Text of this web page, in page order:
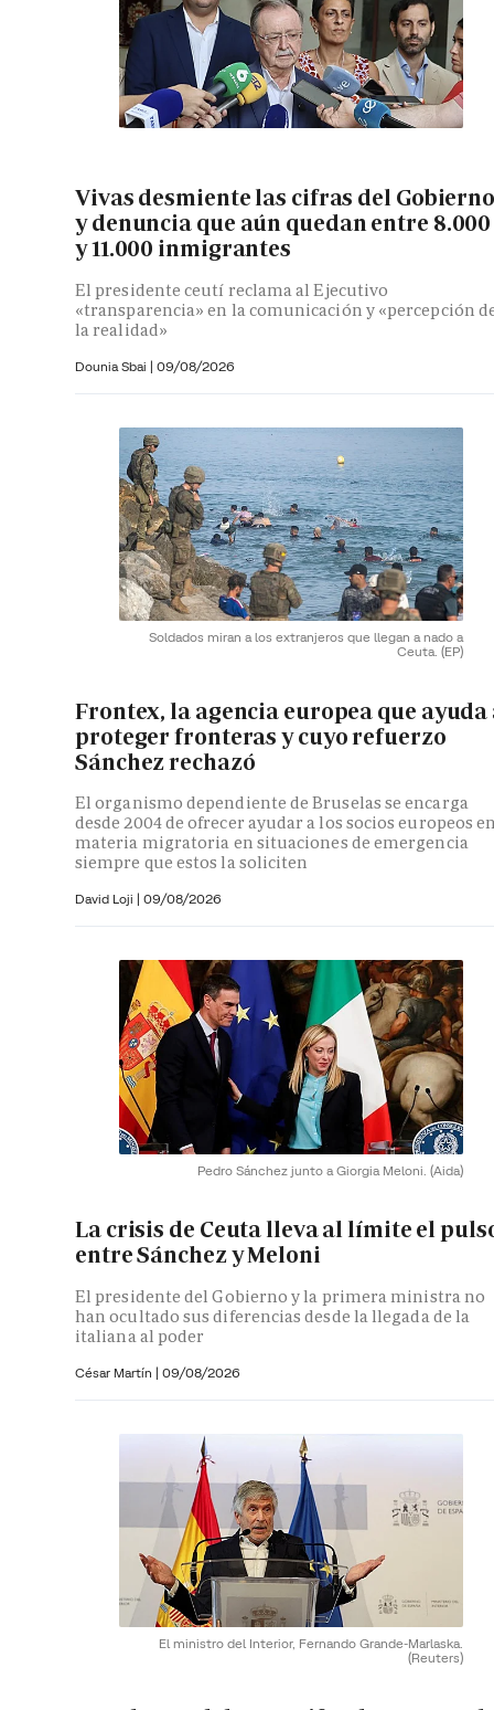
Vivas desmiente las cifras del
y denuncia que aún quedan entre 8.000
y 11.000 inmigrantes
El presidente ceutí reclama al Ejecutivo
«transparencia» en la comunicación y «percepción
la realidad»
Dounia Sbai | 09/08/2026
Soldados miran a los extranjeros que llegan a nado a
Ceuta. (EP)
Frontex, la agencia europea que ayuda
proteger fronteras y cuyo refuerzo
Sánchez rechazó
El organismo dependiente de Bruselas se encarga
desde 2004 de ofrecer ayudar a los socios europeos
materia migratoria en situaciones de emergencia
siempre que estos la soliciten
David Loji | 09/08/2026
Pedro Sánchez junto a Giorgia Meloni. (Aida)
La crisis de Ceuta lleva al límite el
entre Sánchez y Meloni
El presidente del Gobierno y la primera ministra no
han ocultado sus diferencias desde la llegada de la
italiana al poder
César Martín | 09/08/2026
El ministro del Interior, Fernando Grande-Marlaska.
(Reuters)